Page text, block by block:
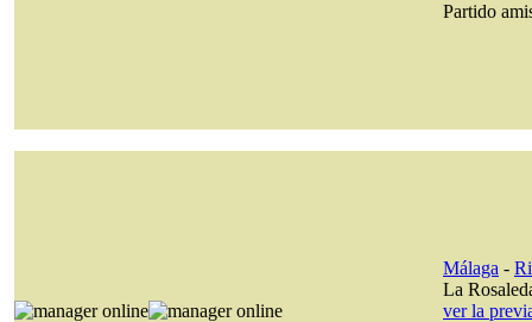
Partido
Málaga -
La
ver la